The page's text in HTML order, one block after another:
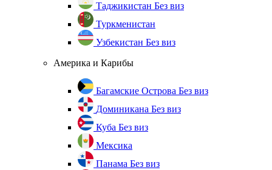
Таджикистан Без виз
Туркменистан
Узбекистан Без виз
Америка и Карибы
Багамские Острова Без виз
Доминикана Без виз
Куба Без виз
Мексика
Панама Без виз